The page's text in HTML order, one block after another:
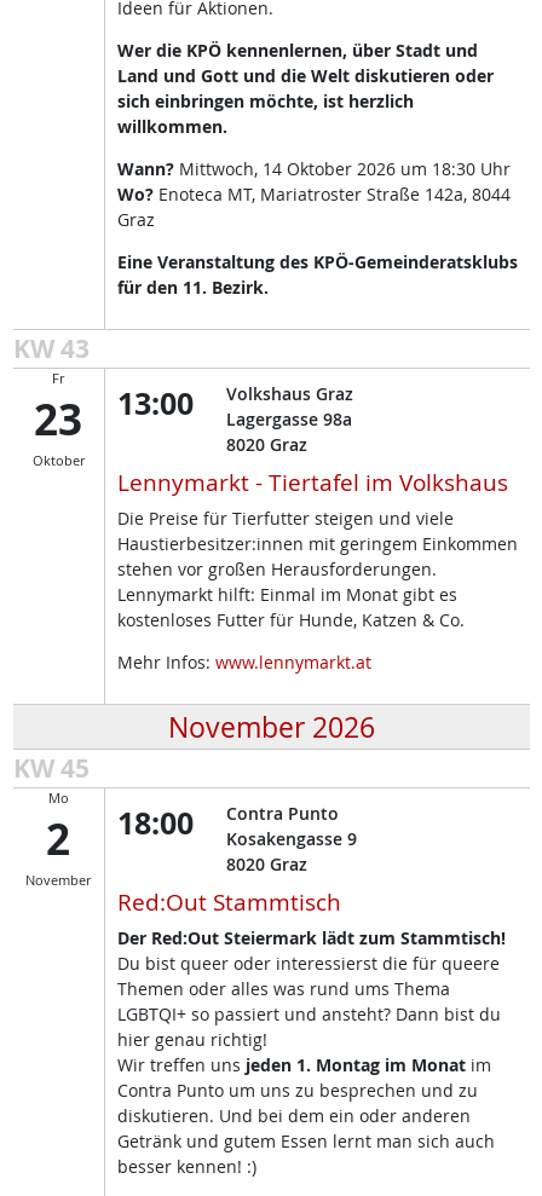
Ideen für Aktionen.
Wer die KPÖ kennenlernen, über Stadt und
Land und Gott und die Welt diskutieren oder
sich einbringen möchte, ist herzlich
willkommen.
Wann? Mittwoch, 14 Oktober 2026 um 18:30 Uhr
Wo? Enoteca MT, Mariatroster Straße 142a, 8044
Graz
Eine Veranstaltung des KPÖ-Gemeinderatsklubs
für den 11. Bezirk.
KW 43
Fr
23
Oktober
13:00
Volkshaus Graz
Lagergasse 98a
8020 Graz
Lennymarkt - Tiertafel im Volkshaus
Die Preise für Tierfutter steigen und viele
Haustierbesitzer:innen mit geringem Einkommen
stehen vor großen Herausforderungen.
Lennymarkt hilft: Einmal im Monat gibt es
kostenloses Futter für Hunde, Katzen & Co.
Mehr Infos: www.lennymarkt.at
November 2026
KW 45
Mo
2
November
18:00
Contra Punto
Kosakengasse 9
8020 Graz
Red:Out Stammtisch
Der Red:Out Steiermark lädt zum Stammtisch!
Du bist queer oder interessierst die für queere
Themen oder alles was rund ums Thema
LGBTQI+ so passiert und ansteht? Dann bist du
hier genau richtig!
Wir treffen uns jeden 1. Montag im Monatim
Contra Punto um uns zu besprechen und zu
diskutieren. Und bei dem ein oder anderen
Getränk und gutem Essen lernt man sich auch
besser kennen! :)